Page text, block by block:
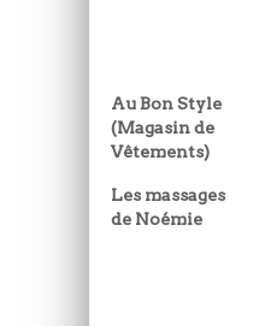
Au Bon Style
(Magasin de
Vêtements)
Les massages
de Noémie